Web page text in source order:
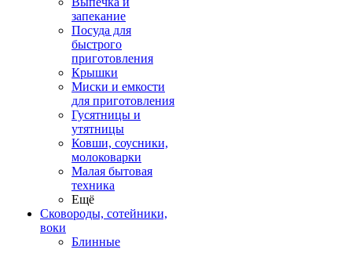
запекание
Посуда для
быстрого
приготовления
Крышки
Миски и емкости
для приготовления
Гусятницы и
утятницы
Ковши, соусники,
молоковарки
Малая бытовая
техника
Ещё
Сковороды, сотейники,
воки
Блинные